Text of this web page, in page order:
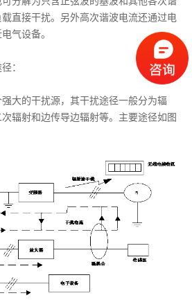
直接干扰。另外高次谐波电流还通过电
气设备。
：
大的干扰源，其干扰途径一般分为辐
辐射和边传导边辐射等。主要途径如图